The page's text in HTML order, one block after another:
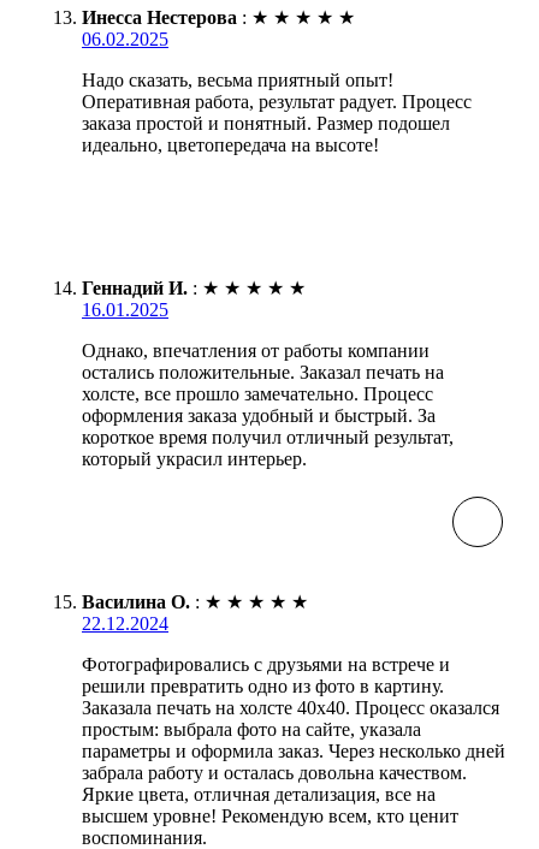
Инесса Нестерова : ★ ★ ★ ★ ★
06.02.2025
Надо сказать, весьма приятный опыт!
Оперативная работа, результат радует. Процесс
заказа простой и понятный. Размер подошел
идеально, цветопередача на высоте!
Геннадий И. : ★ ★ ★ ★ ★
16.01.2025
Однако, впечатления от работы компании
остались положительные. Заказал печать на
холсте, все прошло замечательно. Процесс
оформления заказа удобный и быстрый. За
короткое время получил отличный результат,
который украсил интерьер.
Василина О. : ★ ★ ★ ★ ★
22.12.2024
Фотографировались с друзьями на встрече и
решили превратить одно из фото в картину.
Заказала печать на холсте 40х40. Процесс оказался
простым: выбрала фото на сайте, указала
параметры и оформила заказ. Через несколько дней
забрала работу и осталась довольна качеством.
Яркие цвета, отличная детализация, все на
высшем уровне! Рекомендую всем, кто ценит
воспоминания.